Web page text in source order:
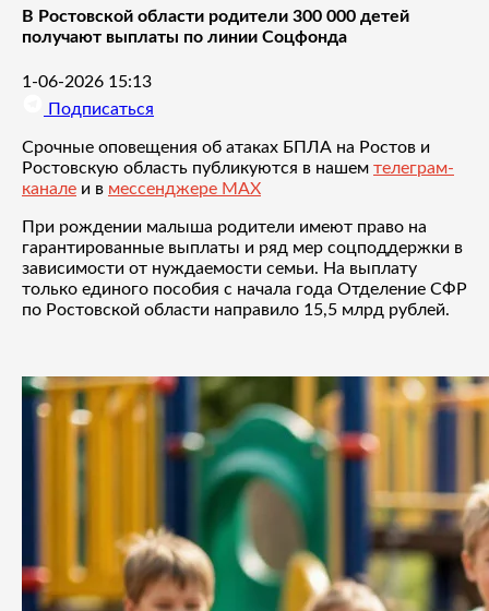
В Ростовской области родители 300 000 детей
получают выплаты по линии Соцфонда
1-06-2026 15:13
Подписаться
Срочные оповещения об атаках БПЛА на Ростов и
Ростовскую область публикуются в нашем телеграм-
канале и в мессенджере MAX
При рождении малыша родители имеют право на
гарантированные выплаты и ряд мер соцподдержки в
зависимости от нуждаемости семьи. На выплату
только единого пособия с начала года Отделение СФР
по Ростовской области направило 15,5 млрд рублей.